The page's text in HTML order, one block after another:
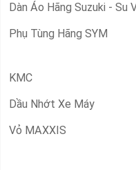
Dàn Áo Hãng Suzuki - Su
Phụ Tùng Hãng SYM
KMC
Dầu Nhớt Xe Máy
Vỏ MAXXIS